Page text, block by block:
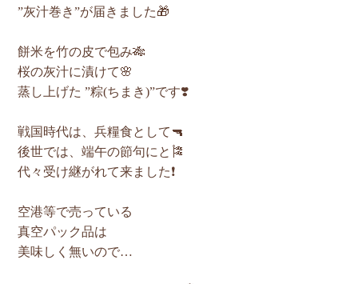
”灰汁巻き”が届きました🎁
餅米を竹の皮で包み🎋
桜の灰汁に漬けて🌸
蒸し上げた ”粽(ちまき)”です❣️
戦国時代は、兵糧食として🔫
後世では、端午の節句にと🎏
代々受け継がれて来ました❗️
空港等で売っている
真空パック品は
美味しく無いので…